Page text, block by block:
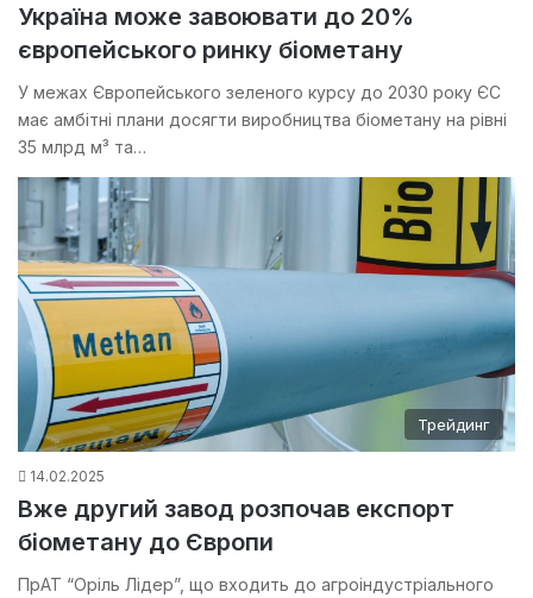
Україна може завоювати до 20%
європейського ринку біометану
У межах Європейського зеленого курсу до 2030 року ЄС
має амбітні плани досягти виробництва біометану на рівні
35 млрд м³ та…
Трейдинг
14.02.2025
Вже другий завод розпочав експорт
біометану до Європи
ПрАТ “Оріль Лідер”, що входить до агроіндустріального